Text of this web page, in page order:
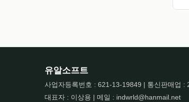
유알소프트
사업자등록번호 : 621-13-19849 | 통신판매업 :
대표자 : 이상용 | 메일 : indwrld@hanmail.net